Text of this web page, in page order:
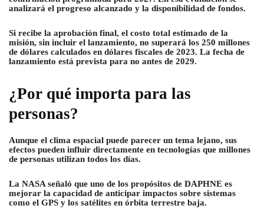
analizará el progreso alcanzado y la disponibilidad de fondos.
Si recibe la aprobación final, el costo total estimado de la
misión, sin incluir el lanzamiento, no superará los 250 millones
de dólares calculados en dólares fiscales de 2023. La fecha de
lanzamiento está prevista para no antes de 2029.
¿Por qué importa para las
personas?
Aunque el clima espacial puede parecer un tema lejano, sus
efectos pueden influir directamente en tecnologías que millones
de personas utilizan todos los días.
La NASA señaló que uno de los propósitos de DAPHNE es
mejorar la capacidad de anticipar impactos sobre sistemas
como el GPS y los satélites en órbita terrestre baja.